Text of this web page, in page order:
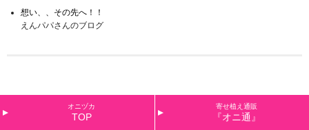
想い、、その先へ！！
えんパパさんのブログ
オニヅカ
TOP
寄せ植え通販
『オニ通』